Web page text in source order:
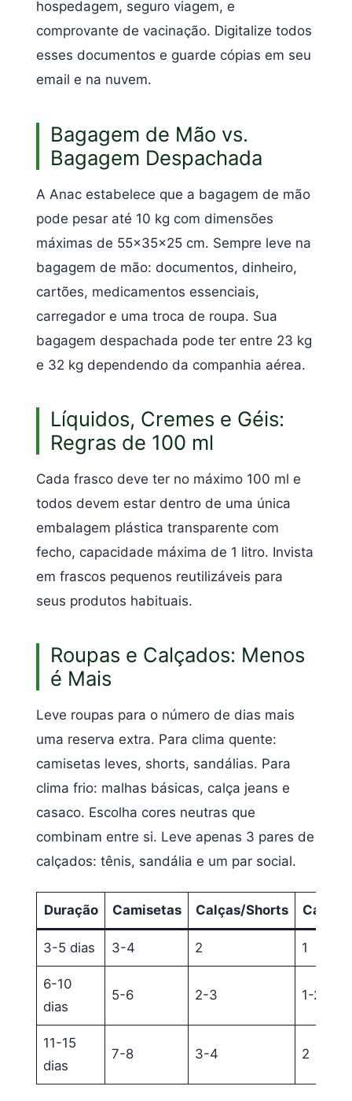
hospedagem, seguro viagem, e
comprovante de vacinação. Digitalize todos
esses documentos e guarde cópias em seu
email e na nuvem.
Bagagem de Mão vs.
Bagagem Despachada
A Anac estabelece que a bagagem de mão
pode pesar até 10 kg com dimensões
máximas de 55x35x25 cm. Sempre leve na
bagagem de mão: documentos, dinheiro,
cartões, medicamentos essenciais,
carregador e uma troca de roupa. Sua
bagagem despachada pode ter entre 23 kg
e 32 kg dependendo da companhia aérea.
Líquidos, Cremes e Géis:
Regras de 100 ml
Cada frasco deve ter no máximo 100 ml e
todos devem estar dentro de uma única
embalagem plástica transparente com
fecho, capacidade máxima de 1 litro. Invista
em frascos pequenos reutilizáveis para
seus produtos habituais.
Roupas e Calçados: Menos
é Mais
Leve roupas para o número de dias mais
uma reserva extra. Para clima quente:
camisetas leves, shorts, sandálias. Para
clima frio: malhas básicas, calça jeans e
casaco. Escolha cores neutras que
combinam entre si. Leve apenas 3 pares de
calçados: tênis, sandália e um par social.
Duração Camisetas Calças/Shorts
3-5 dias 3-4 2 1
6-10
dias
5-6 2-3 1-2
11-15
dias
7-8 3-4 2